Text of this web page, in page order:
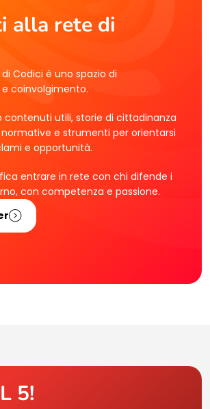
alla rete di
Codici è uno spazio di
coinvolgimento.
contenuti utili, storie di cittadinanza
e strumenti per orientarsi
e opportunità.
entrare in rete con chi difende i
con competenza e passione.
5!